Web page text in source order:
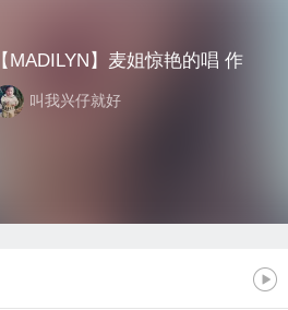
【MADILYN】麦姐惊艳的唱 作
叫我兴仔就好